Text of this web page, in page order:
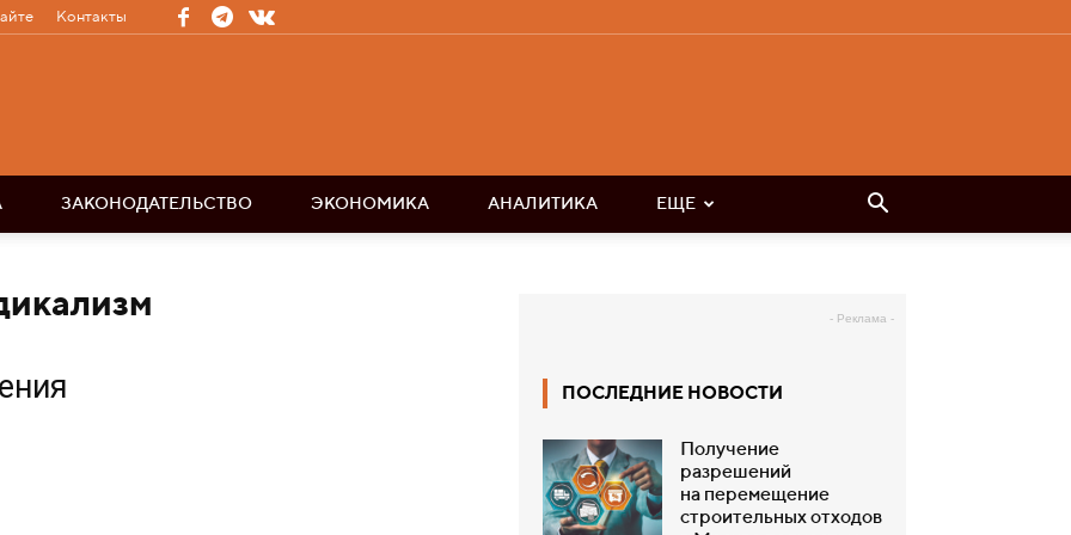
Контакты
ЗАКОНОДАТЕЛЬСТВО ЭКОНОМИКА АНАЛИТИКА ЕЩЕ
- Реклама -
ПОСЛЕДНИЕ НОВОСТИ
Получение
разрешений
на перемещение
строительных отходов